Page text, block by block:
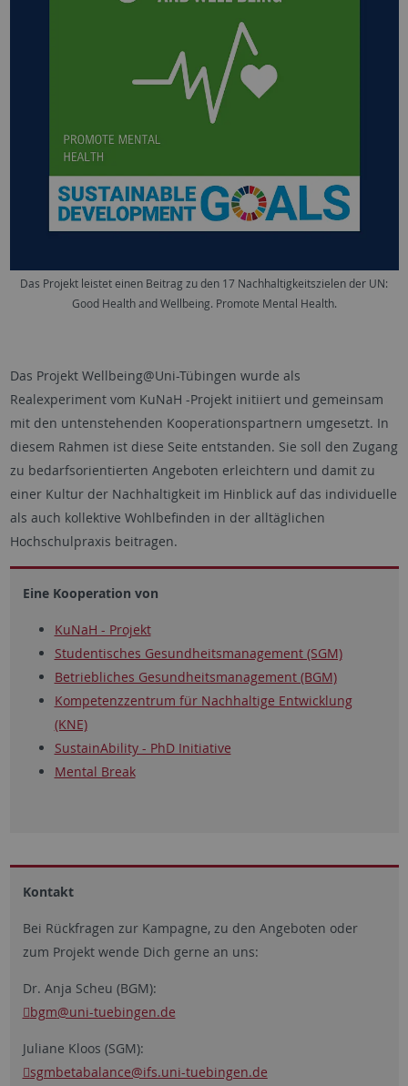
Das Projekt leistet einen Beitrag zu den 17 Nachhaltigkeitszielen der UN:
Good Health and Wellbeing. Promote Mental Health.
Das Projekt Wellbeing@Uni-Tübingen wurde als
Realexperiment vom KuNaH -Projekt initiiert und gemeinsam
mit den untenstehenden Kooperationspartnern umgesetzt. In
diesem Rahmen ist diese Seite entstanden. Sie soll den Zugang
zu bedarfsorientierten Angeboten erleichtern und damit zu
einer Kultur der Nachhaltigkeit im Hinblick auf das individuelle
als auch kollektive Wohlbefinden in der alltäglichen
Hochschulpraxis beitragen.
Eine Kooperation von
KuNaH - Projekt
Studentisches Gesundheitsmanagement (SGM)
Betriebliches Gesundheitsmanagement (BGM)
Kompetenzzentrum für Nachhaltige Entwicklung
(KNE)
SustainAbility - PhD Initiative
Mental Break
Kontakt
Bei Rückfragen zur Kampagne, zu den Angeboten oder
zum Projekt wende Dich gerne an uns:
Dr. Anja Scheu (BGM):
bgm@uni-tuebingen.de
Juliane Kloos (SGM):
sgmbetabalance@ifs.uni-tuebingen.de